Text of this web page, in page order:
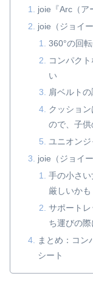
joie『Arc（ア
joie（ジョイ
360°の回
コンパク
い
肩ベルト
クッショ
ので、子
ユニオン
joie（ジョイ
手の小さ
厳しいかも
サポート
ち運びの
まとめ：コン
シート